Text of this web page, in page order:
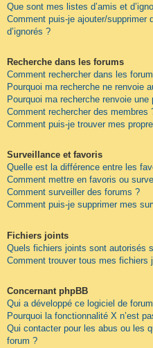
Que sont mes listes d’amis et
Comment puis-je ajouter/supprimer
d’ignorés ?
Recherche dans les forums
Comment rechercher dans les
Pourquoi ma recherche ne renvoie
Pourquoi ma recherche renvoie une
Comment rechercher des membres
Comment puis-je trouver mes
Surveillance et favoris
Quelle est la différence entre les
Comment mettre en favoris ou
Comment surveiller des forums ?
Comment puis-je supprimer mes
Fichiers joints
Quels fichiers joints sont autorisés
Comment trouver tous mes fichiers
Concernant phpBB
Qui a développé ce logiciel de
Pourquoi la fonctionnalité X n’est
Qui contacter pour les abus ou les
forum ?